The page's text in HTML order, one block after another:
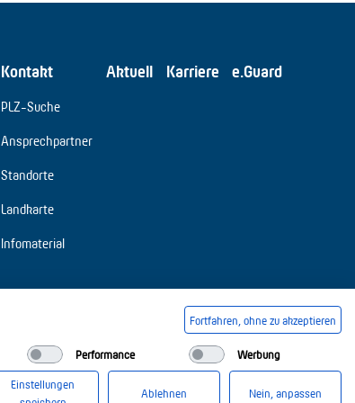
Kontakt
PLZ-Suche
Ansprechpartner
Standorte
Landkarte
Infomaterial
Aktuell Karriere e.Guard
Fortfahren, ohne zu akzeptieren
Performance Werbung
Einstellungen
Ablehnen Nein, anpassen